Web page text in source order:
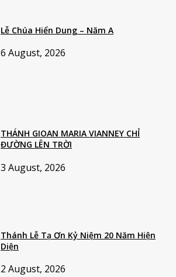
Lễ Chúa Hiển Dung – Năm A
6 August, 2026
THÁNH GIOAN MARIA VIANNEY CHỈ
ĐƯỜNG LÊN TRỜI
3 August, 2026
Thánh Lễ Tạ Ơn Kỷ Niệm 20 Năm Hiện
Diện
2 August, 2026